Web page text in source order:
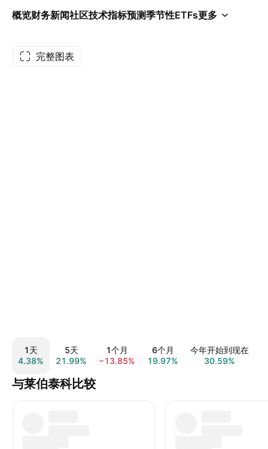
概览财务新闻社区技术指标预测季节性ETFs更多
完整图表
1天
4.38%
5天
21.99%
1个月
−13.85%
6个月
19.97%
今年开始到现在
30.59%
与莱伯泰科比较